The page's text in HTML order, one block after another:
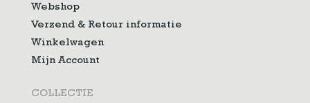
Webshop
Verzend & Retour informatie
Winkelwagen
Mijn Account
COLLECTIE